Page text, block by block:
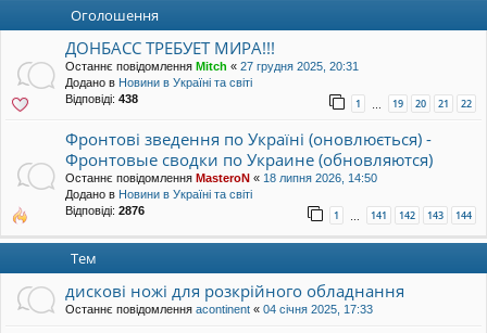
Оголошення
ДОНБАСС ТРЕБУЕТ МИРА!!!
Останнє повідомлення Mitch « 27 грудня 2025, 20:31
Додано в Новини в Україні та світі
Відповіді: 438 1 … 19 20 21 22
Фронтові зведення по Україні (оновлюється) -
Фронтовые сводки по Украине (обновляются)
Останнє повідомлення MasteroN « 18 липня 2026, 14:50
Додано в Новини в Україні та світі
Відповіді: 2876 1 … 141 142 143 144
Тем
дискові ножі для розкрійного обладнання
Останнє повідомлення acontinent « 04 січня 2025, 17:33